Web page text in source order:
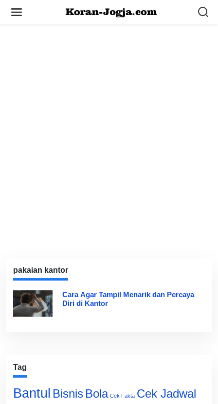
pakaian kantor
Cara Agar Tampil Menarik dan Percaya
Diri di Kantor
Tag
Bantul Bisnis Bola Cek Fakta Cek Jadwal